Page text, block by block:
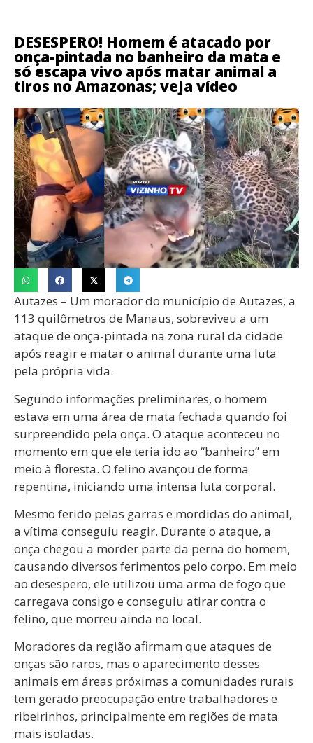
DESESPERO! Homem é atacado por
onça-pintada no banheiro da mata e
só escapa vivo após matar animal a
tiros no Amazonas; veja vídeo
Autazes – Um morador do município de Autazes, a
113 quilômetros de Manaus, sobreviveu a um
ataque de onça-pintada na zona rural da cidade
após reagir e matar o animal durante uma luta
pela própria vida.
Segundo informações preliminares, o homem
estava em uma área de mata fechada quando foi
surpreendido pela onça. O ataque aconteceu no
momento em que ele teria ido ao “banheiro” em
meio à floresta. O felino avançou de forma
repentina, iniciando uma intensa luta corporal.
Mesmo ferido pelas garras e mordidas do animal,
a vítima conseguiu reagir. Durante o ataque, a
onça chegou a morder parte da perna do homem,
causando diversos ferimentos pelo corpo. Em meio
ao desespero, ele utilizou uma arma de fogo que
carregava consigo e conseguiu atirar contra o
felino, que morreu ainda no local.
Moradores da região afirmam que ataques de
onças são raros, mas o aparecimento desses
animais em áreas próximas a comunidades rurais
tem gerado preocupação entre trabalhadores e
ribeirinhos, principalmente em regiões de mata
mais isoladas.